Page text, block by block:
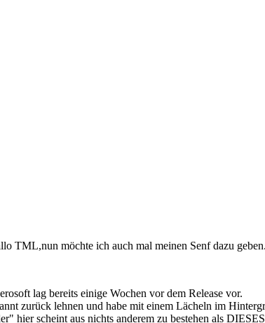
TML,nun möchte ich auch mal meinen Senf dazu geben.
lag bereits einige Wochen vor dem Release vor.
zurück lehnen und habe mit einem Lächeln im
hier scheint aus nichts anderem zu bestehen als